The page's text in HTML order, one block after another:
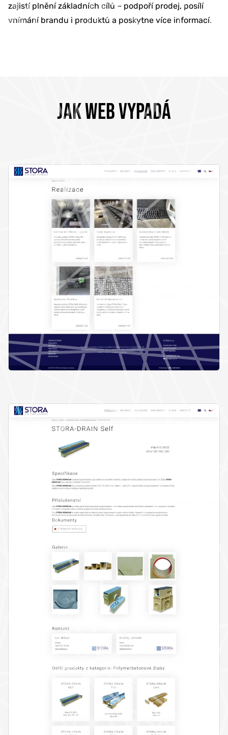
zajistí plnění základních cílů – podpoří prodej, posílí
vnímání brandu i produktů a poskytne více informací.
JAK WEB VYPADÁ